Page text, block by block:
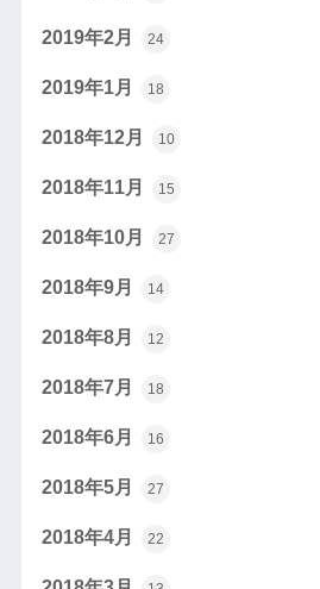
2019年2月 24
2019年1月 18
2018年12月 10
2018年11月 15
2018年10月 27
2018年9月 14
2018年8月 12
2018年7月 18
2018年6月 16
2018年5月 27
2018年4月 22